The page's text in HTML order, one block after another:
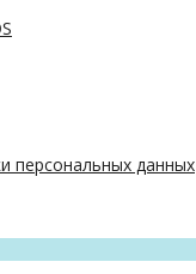
персональных данных